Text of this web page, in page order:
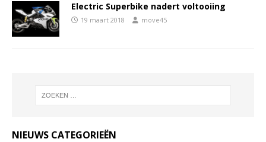
Electric Superbike nadert voltooiing
19 maart 2018 move45
NIEUWS CATEGORIEËN